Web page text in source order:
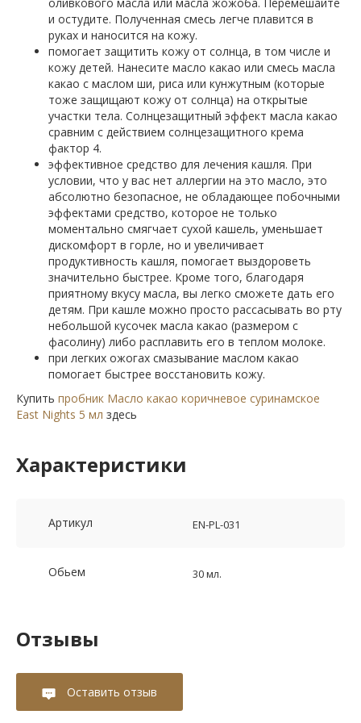
оливкового масла или масла жожоба. Перемешайте
и остудите. Полученная смесь легче плавится в
руках и наносится на кожу.
помогает защитить кожу от солнца, в том числе и
кожу детей. Нанесите масло какао или смесь масла
какао с маслом ши, риса или кунжутным (которые
тоже защищают кожу от солнца) на открытые
участки тела. Солнцезащитный эффект масла какао
сравним с действием солнцезащитного крема
фактор 4.
эффективное средство для лечения кашля. При
условии, что у вас нет аллергии на это масло, это
абсолютно безопасное, не обладающее побочными
эффектами средство, которое не только
моментально смягчает сухой кашель, уменьшает
дискомфорт в горле, но и увеличивает
продуктивность кашля, помогает выздороветь
значительно быстрее. Кроме того, благодаря
приятному вкусу масла, вы легко сможете дать его
детям. При кашле можно просто рассасывать во рту
небольшой кусочек масла какао (размером с
фасолину) либо расплавить его в теплом молоке.
при легких ожогах смазывание маслом какао
помогает быстрее восстановить кожу.
Купить пробник Масло какао коричневое суринамское
East Nights 5 мл здесь
Характеристики
Артикул EN-PL-031
Обьем 30 мл.
Отзывы
Оставить отзыв